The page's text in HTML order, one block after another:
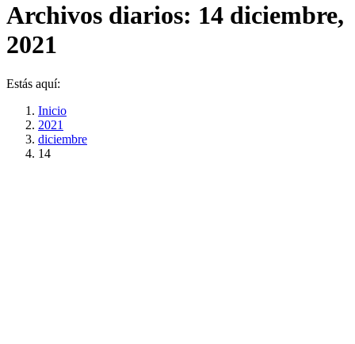
Archivos diarios: 14 diciembre,
2021
Estás aquí:
Inicio
2021
diciembre
14